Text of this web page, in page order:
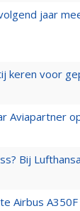
jaar
keren voor
Aviapartner
Bij
Airbus